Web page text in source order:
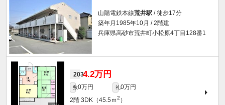
山陽電鉄本線荒井駅 / 徒歩17分
築年月1985年10月 / 2階建
兵庫県高砂市荒井町小松原4丁目128番1
2034.2万円
敷0万円 礼0万円
2階 3DK（45.5ｍ2 ）